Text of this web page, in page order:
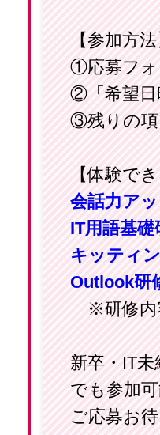
【参加方法
①応募フォ
②「希望日
③残りの項
【体験で
会話力ア
IT用語基礎
キッティ
Outlook研
※研修内
新卒・IT
でも参加可
ご応募お